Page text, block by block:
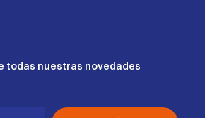
todas nuestras novedades